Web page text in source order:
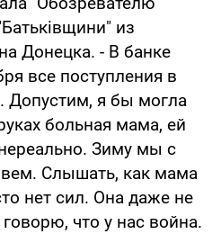
из
Донецка. - В банке
все поступления в
я бы могла
больная мама, ей
Зиму мы с
Слышать, как мама
нет сил. Она даже не
что у нас война.